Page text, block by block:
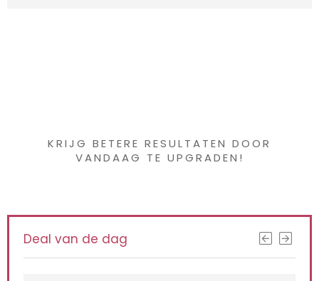
KRIJG BETERE RESULTATEN DOOR
VANDAAG TE UPGRADEN!
Deal van de dag